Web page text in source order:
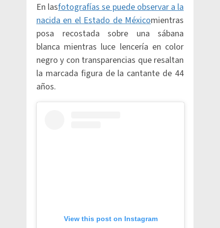
En lasfotografías se puede observar a la
nacida en el Estado de Méxicomientras
posa recostada sobre una sábana
blanca mientras luce lencería en color
negro y con transparencias que resaltan
la marcada figura de la cantante de 44
años.
View this post on Instagram